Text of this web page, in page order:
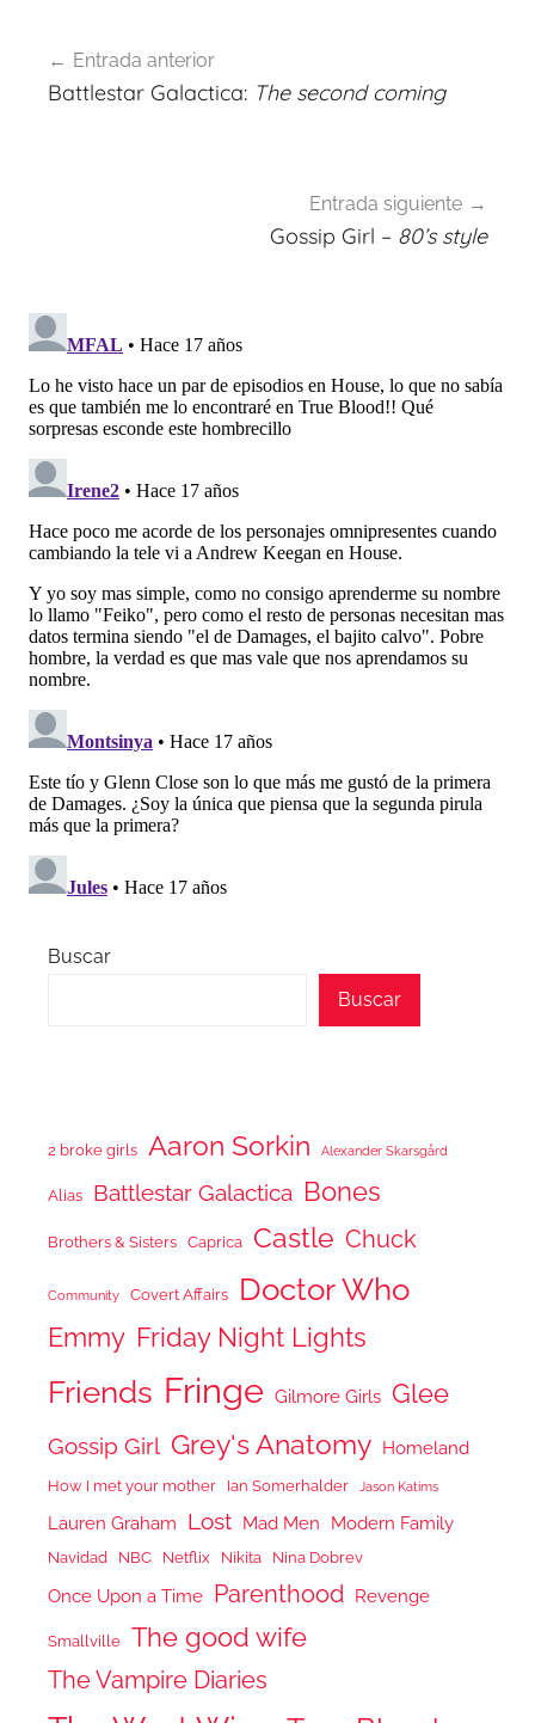
de
Entrada anterior
Battlestar Galactica: The second coming
Entrada siguiente
Gossip Girl – 80’s style
Buscar
Buscar
2 broke girls Aaron Sorkin Alexander Skarsgård
Alias Battlestar Galactica Bones
Brothers & Sisters Caprica Castle Chuck
Community Covert Affairs Doctor Who
Emmy Friday Night Lights
Friends Fringe Gilmore Girls Glee
Gossip Girl Grey's Anatomy Homeland
How I met your mother Ian Somerhalder Jason Katims
Lauren Graham Lost Mad Men Modern Family
Navidad NBC Netflix Nikita Nina Dobrev
Once Upon a Time Parenthood Revenge
Smallville The good wife
The Vampire Diaries